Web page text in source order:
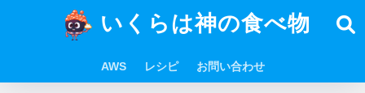
いくらは神の食べ物
AWS レシピ お問い合わせ